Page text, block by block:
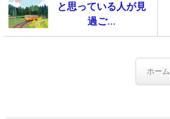
と思っている人が見
過ご...
ホーム